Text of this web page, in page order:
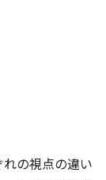
の視点の違い